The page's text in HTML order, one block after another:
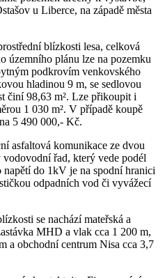
u Liberce, na západě města
blízkosti lesa, celková
územního plánu lze na pozemku
podkrovím venkovského
hladinou 9 m, se sedlovou
činí 98,63 m². Lze přikoupit i
1 030 m². V případě koupě
5 490 000,- Kč.
asfaltová komunikace ze dvou
řad, který vede podél
do 1kV je na spodní hranici
odpadních vod či vyvážecí
se nachází mateřská a
MHD a vlak cca 1 200 m,
a obchodní centrum Nisa cca 3,7